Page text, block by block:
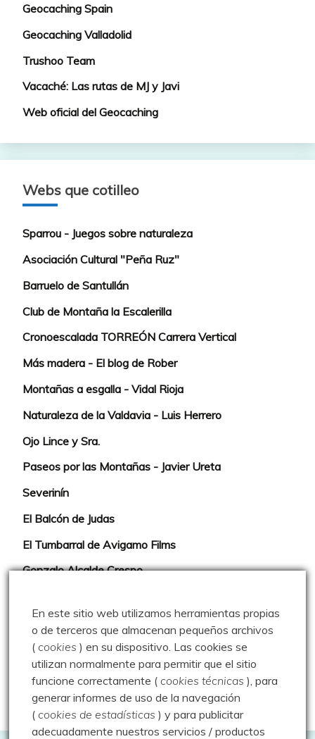
Geocaching Spain
Geocaching Valladolid
Trushoo Team
Vacaché: Las rutas de MJ y Javi
Web oficial del Geocaching
Webs que cotilleo
Sparrou - Juegos sobre naturaleza
Asociación Cultural "Peña Ruz"
Barruelo de Santullán
Club de Montaña la Escalerilla
Cronoescalada TORREÓN Carrera Vertical
Más madera - El blog de Rober
Montañas a esgalla - Vidal Rioja
Naturaleza de la Valdavia - Luis Herrero
Ojo Lince y Sra.
Paseos por las Montañas - Javier Ureta
Severinín
El Balcón de Judas
El Tumbarral de Avigamo Films
Gonzalo Alcalde Crespo
Rutas y excursiones con niños
Valdeolea. Río Camesa, la vía azul
Aprendiz de sueños
En este sitio web utilizamos herramientas propias
o de terceros que almacenan pequeños archivos
(cookies ) en su dispositivo. Las cookies se
utilizan normalmente para permitir que el sitio
funcione correctamente (cookies técnicas ), para
generar informes de uso de la navegación
(cookies de estadísticas ) y para publicitar
adecuadamente nuestros servicios / productos